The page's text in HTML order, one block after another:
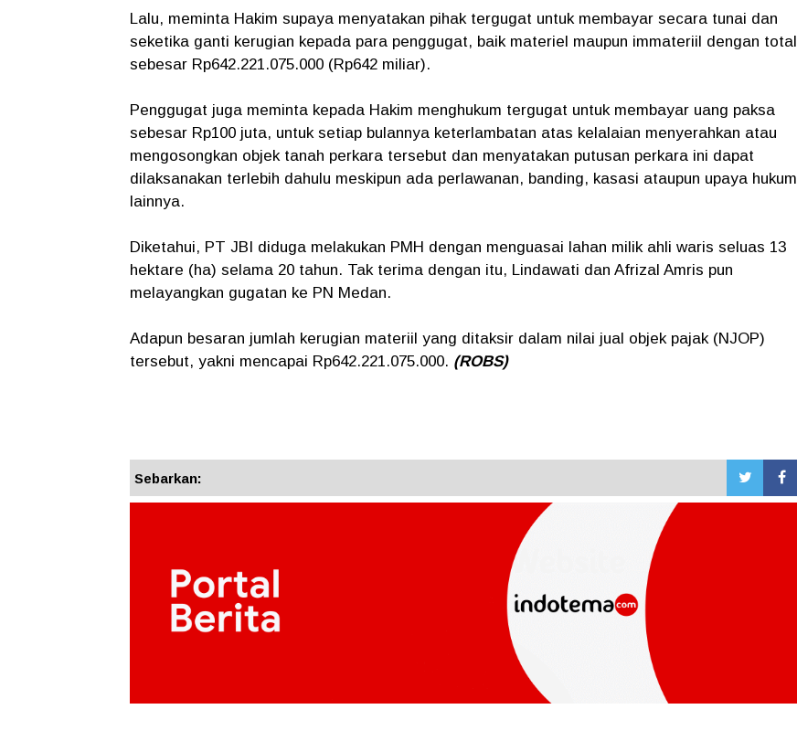
Lalu, meminta Hakim supaya menyatakan pihak tergugat untuk membayar secara tunai dan
seketika ganti kerugian kepada para penggugat, baik materiel maupun immateriil dengan total
sebesar Rp642.221.075.000 (Rp642 miliar).
Penggugat juga meminta kepada Hakim menghukum tergugat untuk membayar uang paksa
sebesar Rp100 juta, untuk setiap bulannya keterlambatan atas kelalaian menyerahkan atau
mengosongkan objek tanah perkara tersebut dan menyatakan putusan perkara ini dapat
dilaksanakan terlebih dahulu meskipun ada perlawanan, banding, kasasi ataupun upaya hukum
lainnya.
Diketahui, PT JBI diduga melakukan PMH dengan menguasai lahan milik ahli waris seluas 13
hektare (ha) selama 20 tahun. Tak terima dengan itu, Lindawati dan Afrizal Amris pun
melayangkan gugatan ke PN Medan.
Adapun besaran jumlah kerugian materiil yang ditaksir dalam nilai jual objek pajak (NJOP)
tersebut, yakni mencapai Rp642.221.075.000. (ROBS)
Sebarkan: